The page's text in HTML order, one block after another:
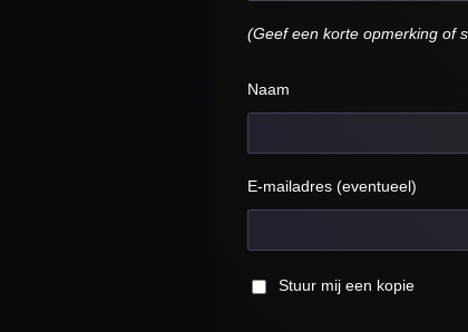
(Geef een korte opmerking of
Naam
E-mailadres (eventueel)
Stuur mij een kopie